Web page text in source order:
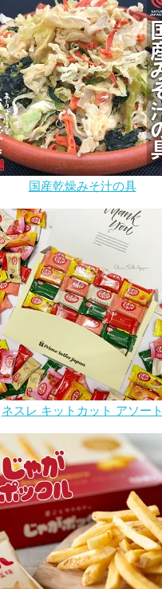
国産乾燥みそ汁の具
ネスレ キットカット アソート